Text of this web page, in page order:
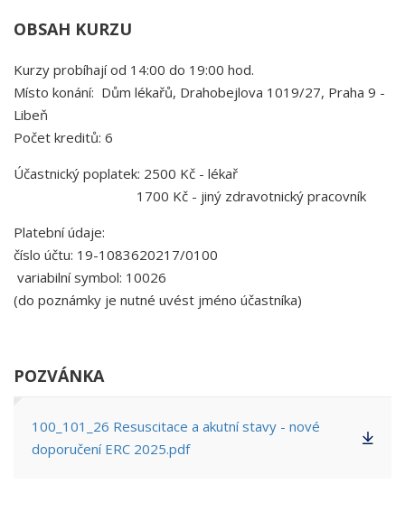
OBSAH KURZU
Kurzy probíhají od 14:00 do 19:00 hod.
Místo konání: Dům lékařů, Drahobejlova 1019/27, Praha 9 -
Libeň
Počet kreditů: 6
Účastnický poplatek: 2500 Kč - lékař
1700 Kč - jiný zdravotnický pracovník
Platební údaje:
číslo účtu: 19-1083620217/0100
variabilní symbol: 10026
(do poznámky je nutné uvést jméno účastníka)
POZVÁNKA
100_101_26 Resuscitace a akutní stavy - nové
doporučení ERC 2025.pdf